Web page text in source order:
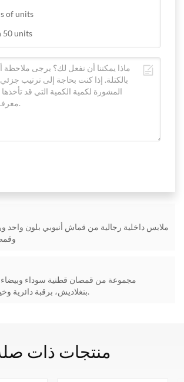
of units
50 units
ملابس داخلية رجالية من قماش أنبوبي بلون واحد
مجموعة من قمصان قطنية سوداء وبيضاء
بنغلاديش، برقبة دائرية وخياطة جانبية.
منتجات ذات